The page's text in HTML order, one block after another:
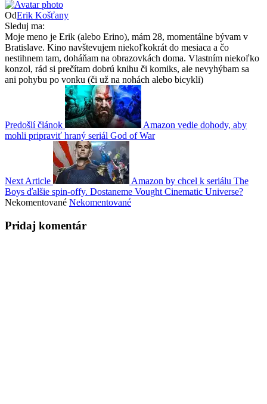
OdErik Košťany
Sleduj ma:
Moje meno je Erik (alebo Erino), mám 28, momentálne bývam v
Bratislave. Kino navštevujem niekoľkokrát do mesiaca a čo
nestihnem tam, doháňam na obrazovkách doma. Vlastním niekoľko
konzol, rád si prečítam dobrú knihu či komiks, ale nevyhýbam sa
ani pohybu po vonku (či už na nohách alebo bicykli)
Predošlí článok
Amazon vedie dohody, aby
mohli pripraviť hraný seriál God of War
Next Article
Amazon by chcel k seriálu The
Boys ďalšie spin-offy. Dostaneme Vought Cinematic Universe?
Nekomentované Nekomentované
Pridaj komentár